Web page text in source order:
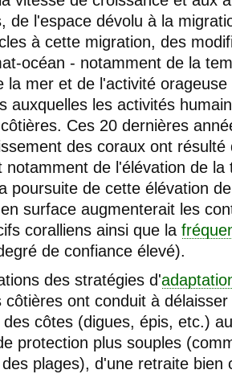
de l'espace dévolu à la
à cette migration, des
océan - notamment de la
la mer et de l'activité
auxquelles les activités
Ces 20 dernières
des coraux ont résulté
notamment de l'élévation de la
poursuite de cette élévation
surface augmenterait les
coralliens ainsi que la
de confiance élevé).
des stratégies d'
côtières ont conduit à
des côtes (digues, épis, etc.)
protection plus souples
des plages), d'une retraite bien